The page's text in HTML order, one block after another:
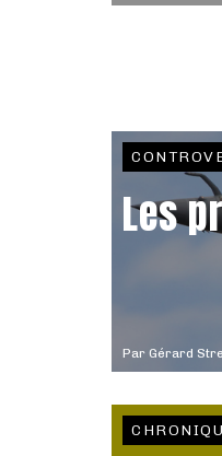
Par Gérard
Les